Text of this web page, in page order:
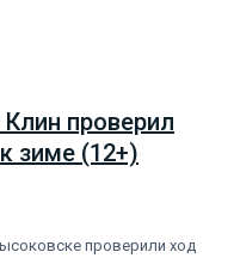
Клин проверил
зиме (12+)
проверили ход